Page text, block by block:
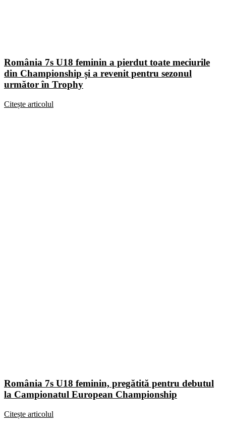
România 7s U18 feminin a pierdut toate meciurile
din Championship și a revenit pentru sezonul
următor în Trophy
Citește articolul
România 7s U18 feminin, pregătită pentru debutul
la Campionatul European Championship
Citește articolul